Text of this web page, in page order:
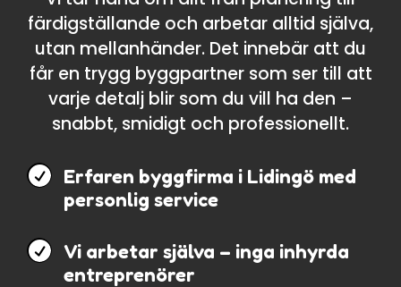
färdigställande och arbetar alltid själva,
utan mellanhänder. Det innebär att du
får en trygg byggpartner som ser till att
varje detalj blir som du vill ha den –
snabbt, smidigt och professionellt.
 Erfaren byggfirma i Lidingö med
personlig service
 Vi arbetar själva – inga inhyrda
entreprenörer